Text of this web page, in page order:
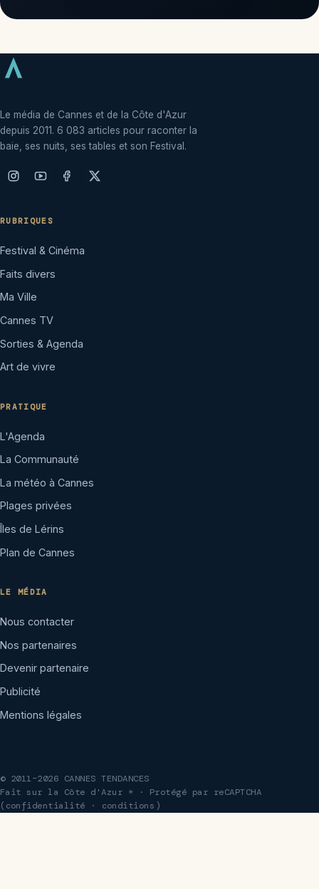
Le média de Cannes et de la Côte d'Azur
depuis 2011. 6 083 articles pour raconter la
baie, ses nuits, ses tables et son Festival.
RUBRIQUES
Festival & Cinéma
Faits divers
Ma Ville
Cannes TV
Sorties & Agenda
Art de vivre
PRATIQUE
L'Agenda
La Communauté
La météo à Cannes
Plages privées
Îles de Lérins
Plan de Cannes
LE MÉDIA
Nous contacter
Nos partenaires
Devenir partenaire
Publicité
Mentions légales
© 2011–2026 CANNES TENDANCES
Fait sur la Côte d'Azur ☀ · Protégé par reCAPTCHA
( confidentialité · conditions )